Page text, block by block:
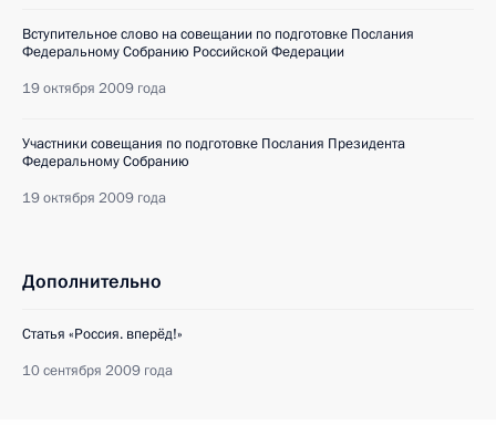
Вступительное слово на совещании по подготовке Послания
Федеральному Собранию Российской Федерации
19 октября 2009 года
Участники совещания по подготовке Послания Президента
Федеральному Собранию
19 октября 2009 года
Дополнительно
Статья «Россия. вперёд!»
10 сентября 2009 года